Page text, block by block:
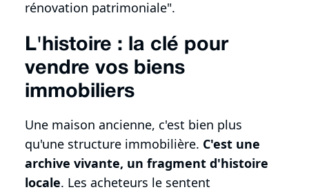
rénovation patrimoniale".
L'histoire : la clé pour
vendre vos biens
immobiliers
Une maison ancienne, c'est bien plus
qu'une structure immobilière. C'est une
archive vivante, un fragment d'histoire
locale. Les acheteurs le sentent